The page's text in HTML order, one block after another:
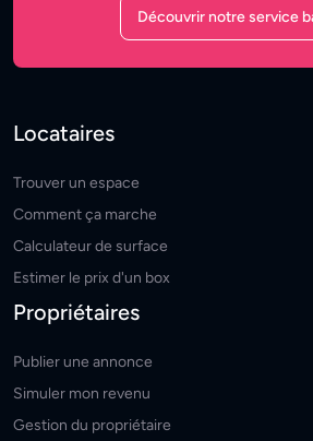
Découvrir notre service
Locataires
Trouver un espace
Comment ça marche
Calculateur de surface
Estimer le prix d'un box
Propriétaires
Publier une annonce
Simuler mon revenu
Gestion du propriétaire